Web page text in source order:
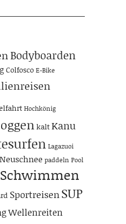
Bodyboarden
Colfosco E-Bike
Hochkönig
kaltKanu
Lagazuoi
Neuschnee paddeln Pool
Schwimmen
SportreisenSUP
Wellenreiten